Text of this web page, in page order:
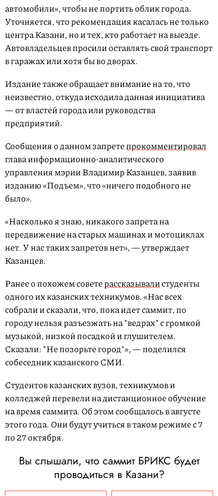
автомобили», чтобы не портить облик города.
Уточняется, что рекомендация касалась не только
центра Казани, но и тех, кто работает на выезде.
Автовладельцев просили оставлять свой транспорт
в гаражах или хотя бы во дворах.
Издание также обращает внимание на то, что
неизвестно, откуда исходила данная инициатива
— от властей города или руководства
предприятий.
Сообщения о данном запретепрокомментировал
глава информационно-аналитического
управления мэрии Владимир Казанцев, заявив
изданию «Подъем», что «ничего подобного не
было».
«Насколько я знаю, никакого запрета на
передвижение на старых машинах и мотоциклах
нет. У нас таких запретов нет», — утверждает
Казанцев.
Ранее о похожем советерассказывалистуденты
одного их казанских техникумов. «Нас всех
собрали и сказали, что, пока идет саммит, по
городу нельзя разъезжать на "ведрах" с громкой
музыкой, низкой посадкой и глушителем.
Сказали: "Не позорьте город"», — поделился
собеседник казанского СМИ.
Студентов казанских вузов, техникумов и
колледжей перевели на дистанционное обучение
на время саммита. Об этом сообщалось в августе
этого года. Они будут учиться в таком режиме с 7
по 27 октября.
Вы слышали, что саммит БРИКС будет
проводиться в Казани?